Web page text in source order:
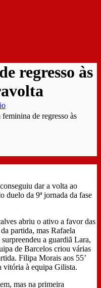
regresso às
de regresso às
dar a volta ao
duelo da 9ª jornada da fase
abriu o ativo a favor das
partida, mas Rafaela
a guardiã Lara,
de Barcelos criou várias
Filipa Morais aos 55’
vitória à equipa Gilista.
mas na primeira